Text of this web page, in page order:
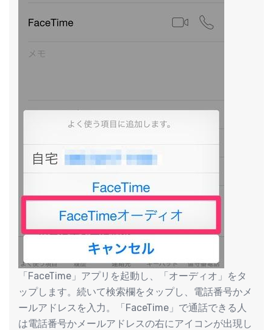
「FaceTime」アプリを起動し、「オーディオ」をタ
ップします。続いて検索欄をタップし、電話番号かメ
ールアドレスを入力。「FaceTime」で通話できる人
は電話番号かメールアドレスの右にアイコンが出現し